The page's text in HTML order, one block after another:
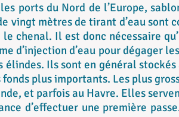
ports du Nord de l’Europe,
vingt mètres de tirant d’eau sont
le chenal. Il est donc nécessaire
d’injection d’eau pour dégager
élindes. Ils sont en général
plus importants. Les plus
et parfois au Havre. Elles
d’effectuer une première